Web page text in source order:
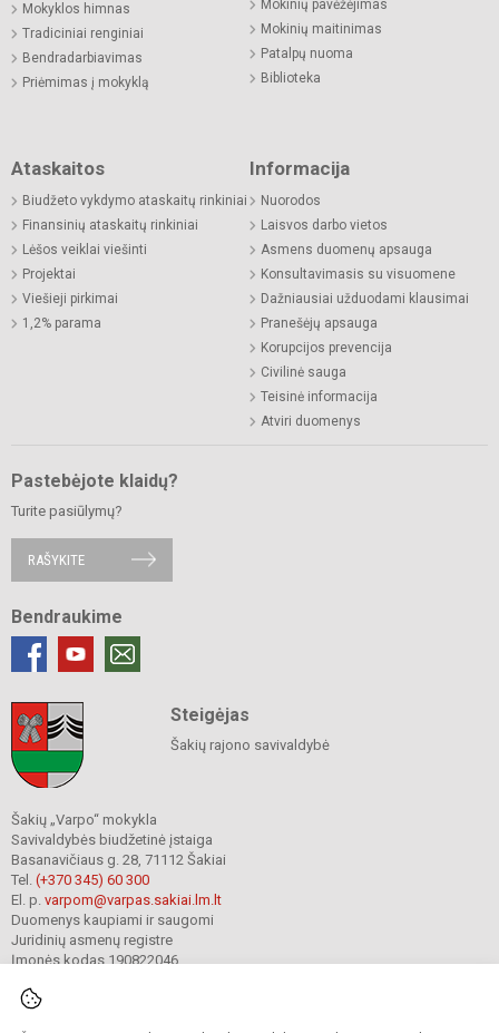
Mokyklos himnas
Tradiciniai renginiai
Bendradarbiavimas
Priėmimas į mokyklą
Mokinių pavėžėjimas
Mokinių maitinimas
Patalpų nuoma
Biblioteka
Ataskaitos
Biudžeto vykdymo ataskaitų rinkiniai
Finansinių ataskaitų rinkiniai
Lėšos veiklai viešinti
Projektai
Viešieji pirkimai
1,2% parama
Informacija
Nuorodos
Laisvos darbo vietos
Asmens duomenų apsauga
Konsultavimasis su visuomene
Dažniausiai užduodami klausimai
Pranešėjų apsauga
Korupcijos prevencija
Civilinė sauga
Teisinė informacija
Atviri duomenys
Pastebėjote klaidų?
Turite pasiūlymų?
RAŠYKITE
Bendraukime
Steigėjas
Šakių rajono savivaldybė
Šakių „Varpo“ mokykla
Savivaldybės biudžetinė įstaiga
Basanavičiaus g. 28, 71112 Šakiai
Tel. (+370 345) 60 300
El. p. varpom@varpas.sakiai.lm.lt
Duomenys kaupiami ir saugomi
Juridinių asmenų registre
Įmonės kodas 190822046